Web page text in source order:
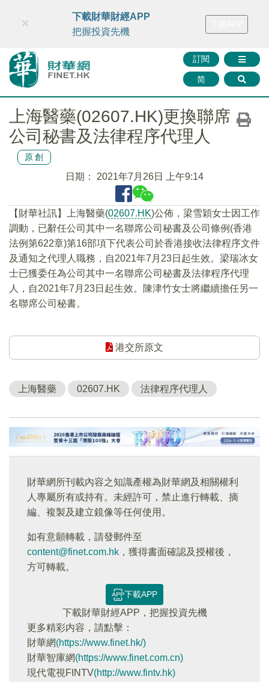
財華智庫網 FINTV FINMETA 財華證券 媒體矩陣
訂閱
简
×
下載財華財經APP
把握投資先機
上海醫藥(02607.HK)更換聯席
公司秘書及法律程序代理人
原創
日期： 2021年7月26日 上午9:14
【財華社訊】上海醫藥(02607.HK)公佈，梁雪穎女士因工作
調動，已辭任公司其中一名聯席公司秘書及公司條例(香港
法例第622章)第16部項下代表公司於香港接收法律程序文件
及通知之代理人職務，自2021年7月23日起生效。梁瑞冰女
士已獲委任為公司其中一名聯席公司秘書及法律程序代理
人，自2021年7月23日起生效。陳津竹女士將繼續擔任另一
名聯席公司秘書。
港交所原文
上海醫藥 02607.HK 法律程序代理人
財華網所刊載內容之知識產權為財華網及相關權利
人專屬所有或持有。未經許可，禁止進行轉載、摘
編、複製及建立鏡像等任何使用。
如有意願轉載，請發郵件至
content@finet.com.hk ，獲得書面確認及授權後，
方可轉載。
下載APP
下載財華財經APP，把握投資先機
更多精彩内容，請點擊：
財華網(https://www.finet.hk/)
財華智庫網(https://www.finet.com.cn)
現代電視FINTV(http://www.fintv.hk)